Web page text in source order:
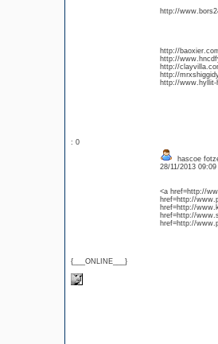
http://
http://
http://
http://
http://
http://www.hyllit-
: 0
{___ONLINE___}
hascoe
28/11/2013
<a href=http://
href=http://
href=http://
href=http://
href=http://